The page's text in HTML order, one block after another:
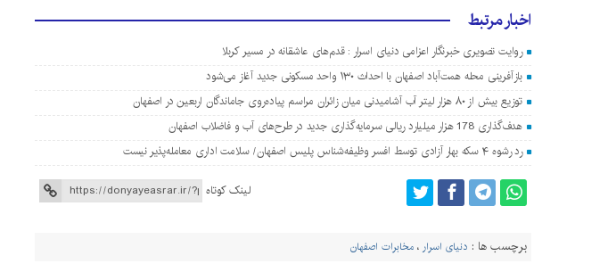
اخبار مرتبط
روایت تصویری خبرنگار اعزامی دنیای اسرار : قدم‌های عاشقانه در مسیر کربلا
بازآفرینی محله همت‌آباد اصفهان با احداث ۱۳۰ واحد مسکونی جدید آغاز می‌شود
توزیع بیش از ۸۰ هزار لیتر آب آشامیدنی میان زائران مراسم پیاده‌روی جاماندگان اربعین در اصفهان
هدف‌گذاری 178 هزار میلیارد ریالی سرمایه‌گذاری جدید در طرح‌های آب و فاضلاب اصفهان
رد رشوه ۴ سکه بهار آزادی توسط افسر وظیفه‌شناس پلیس اصفهان/ سلامت اداری معامله‌پذیر نیست
لینک کوتاه
برچسب ها : دنیای اسرار ،مخابرات اصفهان